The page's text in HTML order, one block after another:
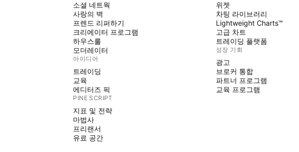
소셜 네트웍
사랑의 벽
프렌드 리퍼하기
크리에이터 프로그램
하우스룰
모더레이터
아이디어
트레이딩
교육
에디터즈 픽
PINE SCRIPT
지표 및 전략
마법사
프리랜서
유료 공간
위젯
차팅 라이브러리
Lightweight Charts™
고급 차트
트레이딩 플랫폼
성장 기회
광고
브로커 통합
파트너 프로그램
교육 프로그램